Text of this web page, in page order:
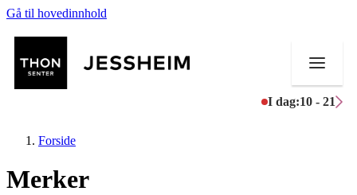
Gå til hovedinnhold
I dag:10 - 21
Forside
Merker